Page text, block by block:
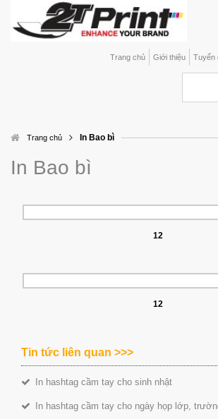
Trang chủ Giới thiệu Tuyển
Trang chủ In Bao bì
In Bao bì
12
12
Tin tức liên quan >>>
In hashtag cầm tay cho sinh nhật
In hashtag cầm tay cho ngày họp lớp,